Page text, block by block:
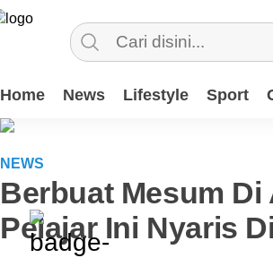
Home News Lifestyle Sport
NEWS
Berbuat Mesum
Pelajar Ini Nyaris